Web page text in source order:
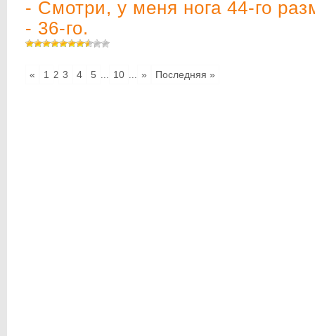
- Смотри, у меня нога 44-го
- 36-го.
« 1 2 3 4 5 10 » Последняя »